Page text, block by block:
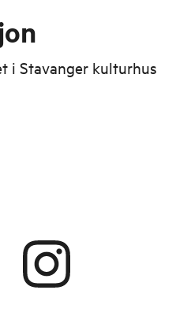
i Stavanger kulturhus